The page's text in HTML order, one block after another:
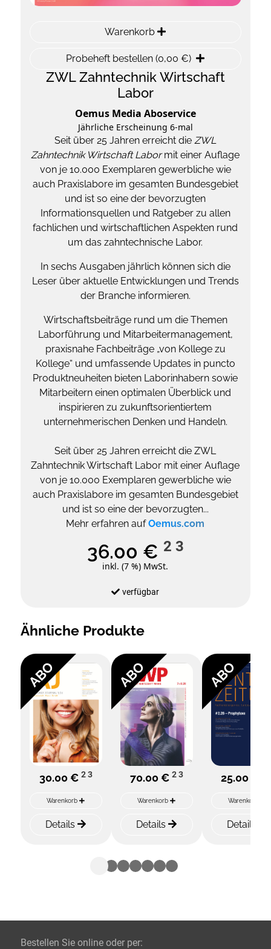
Warenkorb
Probeheft bestellen (0,00 €)
ZWL Zahntechnik Wirtschaft
Labor
Oemus Media Aboservice
Jährliche Erscheinung 6-mal
Seit über 25 Jahren erreicht die ZWL
Zahntechnik Wirtschaft Labormit einer Auflage
von je 10.000 Exemplaren gewerbliche wie
auch Praxislabore im gesamten Bundesgebiet
und ist so eine der bevorzugten
Informationsquellen und Ratgeber zu allen
fachlichen und wirtschaftlichen Aspekten rund
um das zahntechnische Labor.
In sechs Ausgaben jährlich können sich die
Leser über aktuelle Entwicklungen und Trends
der Branche informieren.
Wirtschaftsbeiträge rund um die Themen
Laborführung und Mitarbeitermanagement,
praxisnahe Fachbeiträge „von Kollege zu
Kollege“ und umfassende Updates in puncto
Produktneuheiten bieten Laborinhabern sowie
Mitarbeitern einen optimalen Überblick und
inspirieren zu zukunftsorientiertem
unternehmerischen Denken und Handeln.
Seit über 25 Jahren erreicht die ZWL
Zahntechnik Wirtschaft Labor mit einer Auflage
von je 10.000 Exemplaren gewerbliche wie
auch Praxislabore im gesamten Bundesgebiet
und ist so eine der bevorzugten...
Mehr erfahren aufOemus.com
36.00 € 2 3
inkl. (7 %) MwSt.
verfügbar
Ähnliche Produkte
ABO
30.00 € 2 3
Warenkorb
Details
ABO
70.00 € 2 3
Warenkorb
Details
ABO
25.00 €
Warenkorb
Details
Bestellen Sie online oder per: